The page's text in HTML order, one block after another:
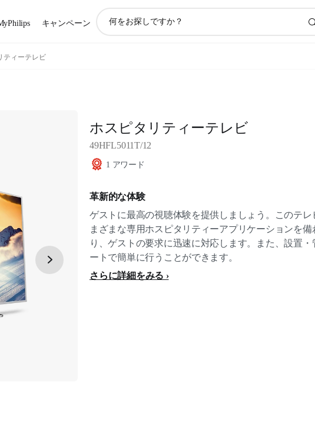
キャンペーン
索
ティーテレビ
ホスピタリティーテレビ
49HFL5011T/12
1 アワード
革新的な体験
ゲストに最高の視聴体験を提供しましょう。このテレ
まざまな専用ホスピタリティーアプリケーションを備
り、ゲストの要求に迅速に対応します。また、設置・
ートで簡単に行うことができます。
さらに詳細をみる